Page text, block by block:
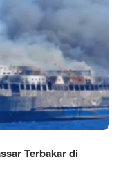
Terbakar di